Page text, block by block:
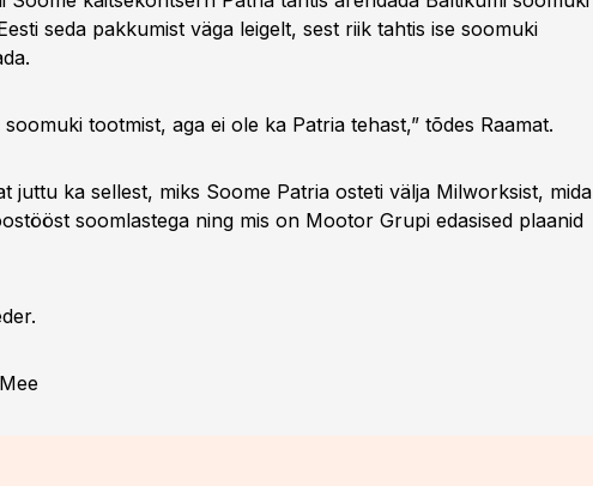
seda pakkumist väga leigelt, sest riik tahtis ise soomuki
tootmist, aga ei ole ka Patria tehast,” tõdes Raamat.
juttu ka sellest, miks Soome Patria osteti välja Milworksist, mida
soomlastega ning mis on Mootor Grupi edasised plaanid